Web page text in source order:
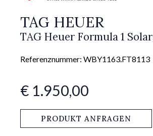
TAG HEUER
TAG Heuer Formula 1
Referenznummer: WBY1163.FT8113
€ 1.950,00
PRODUKT ANFRAGEN